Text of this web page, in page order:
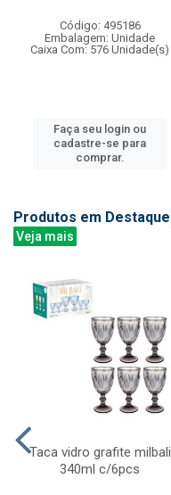
Código: 495186
Embalagem: Unidade
Caixa Com: 576 Unidade(s)
Faça seu login ou
cadastre-se para
comprar.
Produtos em Destaque
Veja mais
Taca vidro grafite milbali
340ml c/6pcs